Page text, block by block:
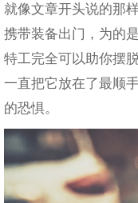
就像文章开头说的那
携带装备出门，为的
特工完全可以助你摆
一直把它放在了最顺
的恐惧。